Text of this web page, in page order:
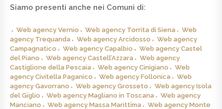
Siamo presenti anche nei Comuni di:
Web agency Vernio Web agency Torrita di Siena
Web
agency Trequanda
Web agency Arcidosso
Web agency
Campagnatico
Web agency Capalbio
Web agency Castel
del Piano
Web agency Castell’Azzara
Web agency
Castiglione della Pescaia
Web agency Cinigiano
Web
agency Civitella Paganico
Web agency Follonica
Web
agency Gavorrano
Web agency Grosseto
Web agency Isola
del Giglio
Web agency Magliano in Toscana
Web agency
Manciano
Web agency Massa Marittima
Web agency Monte